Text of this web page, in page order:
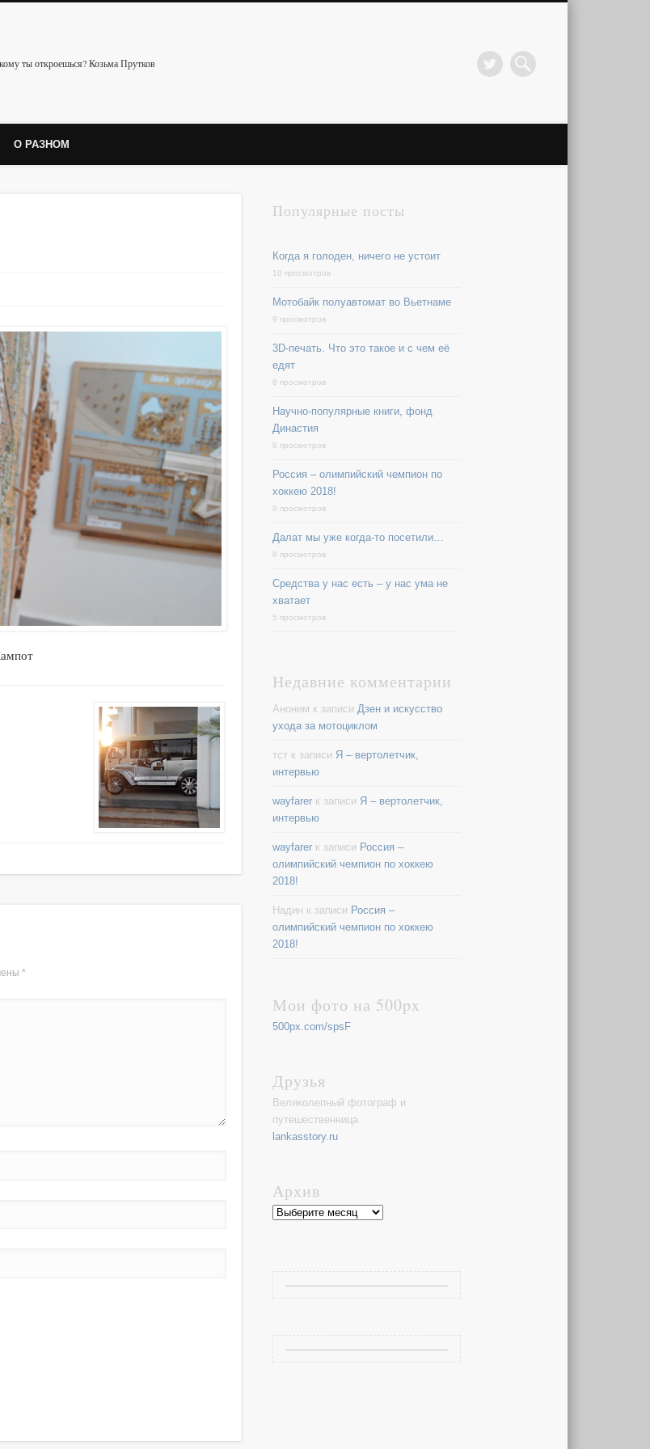
ты откроешься? Козьма Прутков
О РАЗНОМ
*
Популярные посты
Когда я голоден, ничего не устоит
10 просмотров
Мотобайк полуавтомат во Вьетнаме
9 просмотров
3D-печать. Что это такое и с чем её
едят
8 просмотров
Научно-популярные книги, фонд
Династия
8 просмотров
Россия – олимпийский чемпион по
хоккею 2018!
8 просмотров
Далат мы уже когда-то посетили…
8 просмотров
Средства у нас есть – у нас ума не
хватает
5 просмотров
Недавние комментарии
Аноним к записи Дзен и искусство
ухода за мотоциклом
тстк записи Я – вертолетчик,
интервью
wayfarerк записи Я – вертолетчик,
интервью
wayfarerк записи Россия –
олимпийский чемпион по хоккею
2018!
Надин к записи Россия –
олимпийский чемпион по хоккею
2018!
Мои фото на 500px
500px.com/spsF
Друзья
Великолепный фотограф и
путешественница
lankasstory.ru
Архив
Архив